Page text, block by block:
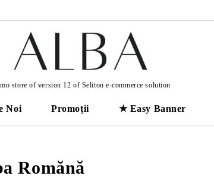
store of version 12 of Seliton e-commerce solution
Noi Promoții ★ Easy Banner
Romănă